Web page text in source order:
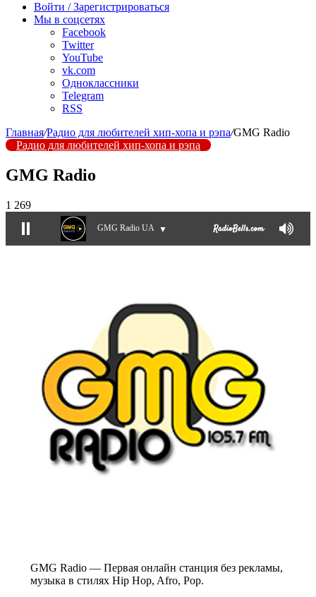
радио
Войти / Зарегистрироваться
Мы в соцсетях
Facebook
Twitter
YouTube
vk.com
Одноклассники
Telegram
RSS
Главная/Радио для любителей хип-хопа и рэпа/GMG Radio
Радио для любителей хип-хопа и рэпа
GMG Radio
1 269
GMG Radio UA ▼
GMG Radio — Первая онлайн станция без рекламы,
музыка в стилях Hip Hop, Afro, Pop.